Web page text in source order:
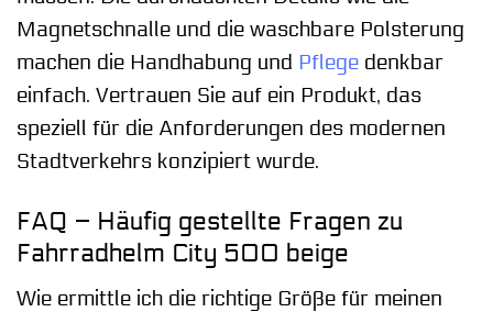
Magnetschnalle und die waschbare Polsterung
machen die Handhabung und Pflege denkbar
einfach. Vertrauen Sie auf ein Produkt, das
speziell für die Anforderungen des modernen
Stadtverkehrs konzipiert wurde.
FAQ – Häufig gestellte Fragen zu
Fahrradhelm City 500 beige
Wie ermittle ich die richtige Größe für meinen